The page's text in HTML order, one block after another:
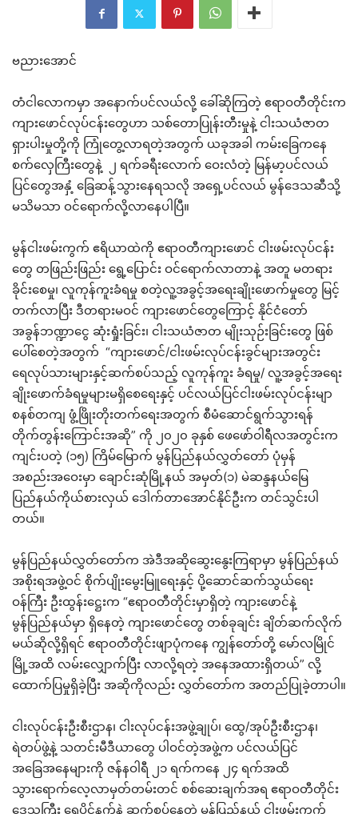
ဗညားအောင်
တံငါလောကမှာ အနောက်ပင်လယ်လို့ ခေါ်ဆိုကြတဲ့ ဧရာဝတီတိုင်းက
ကျားဖောင်လုပ်ငန်းတွေဟာ သစ်တောပြုန်းတီးမှုနဲ့ ငါးသယံဇာတ
ရှားပါးမှုတို့ကို ကြုံတွေ့လာရတဲ့အတွက် ယခုအခါ ကမ်းခြေကနေ
စက်လှေကြီးတွေနဲ့ ၂ ရက်ခရီးလောက် ဝေးလံတဲ့ မြန်မာ့ပင်လယ်
ပြင်တွေအနှံ့ ခြေဆန့်သွားနေရသလို အရှေ့ပင်လယ် မွန်ဒေသဆီသို့
မသိမသာ ဝင်ရောက်လို့လာနေပါပြီ။
မွန်ငါးဖမ်းကွက် ဧရိယာထဲကို ဧရာဝတီကျားဖောင် ငါးဖမ်းလုပ်ငန်း
တွေ တဖြည်းဖြည်း ရွေ့ပြောင်း ဝင်ရောက်လာတာနဲ့ အတူ မတရား
ခိုင်းစေမှု၊ လူကုန်ကူးခံရမှု စတဲ့လူ့အခွင့်အရေးချိုးဖောက်မှုတွေ မြင့်
တက်လာပြီး ဒီတရားမဝင် ကျားဖောင်တွေကြောင့် နိုင်ငံတော်
အခွန်ဘဏ္ဍာငွေ ဆုံးရှုံးခြင်း၊ ငါးသယံဇာတ မျိုးသုဉ်းခြင်းတွေ ဖြစ်
ပေါ်စေတဲ့အတွက် “ကျားဖောင်/ငါးဖမ်းလုပ်ငန်းခွင်များအတွင်း
ရေလုပ်သားများနှင့်ဆက်စပ်သည့် လူကုန်ကူး ခံရမှု/ လူ့အခွင့်အရေး
ချိုးဖောက်ခံရမှုများမရှိစေရေးနှင့် ပင်လယ်ပြင်ငါးဖမ်းလုပ်ငန်းမျာ
စနစ်တကျ ဖွံ့ဖြိုးတိုးတက်ရေးအတွက် စီမံဆောင်ရွက်သွားရန်
တိုက်တွန်းကြောင်းအဆို” ကို ၂၀၂၀ ခုနှစ် ဖေဖော်ဝါရီလအတွင်းက
ကျင်းပတဲ့ (၁၅) ကြိမ်မြောက် မွန်ပြည်နယ်လွှတ်တော် ပုံမှန်
အစည်းအဝေးမှာ ချောင်းဆုံမြို့နယ် အမှတ်(၁) မဲဆန္ဒနယ်မြေ
ပြည်နယ်ကိုယ်စားလှယ် ဒေါက်တာအောင်နိုင်ဦးက တင်သွင်းပါ
တယ်။
မွန်ပြည်နယ်လွှတ်တော်က အဲဒီအဆိုဆွေးနွေးကြရာမှာ မွန်ပြည်နယ်
အစိုးရအဖွဲ့ဝင် စိုက်ပျိုးမွေးမြူရေးနှင့် ပို့ဆောင်ဆက်သွယ်ရေး
ဝန်ကြီး ဦးထွန်းဋ္ဌေးက “ဧရာဝတီတိုင်းမှာရှိတဲ့ ကျားဖောင်နဲ့
မွန်ပြည်နယ်မှာ ရှိနေတဲ့ ကျားဖောင်တွေ တစ်ခုချင်း ချိတ်ဆက်လိုက်
မယ်ဆိုလို့ရှိရင် ဧရာဝတီတိုင်းဖျာပုံကနေ ကျွန်တော်တို့ မော်လမြိုင်
မြို့အထိ လမ်းလျှောက်ပြီး လာလို့ရတဲ့ အနေအထားရှိတယ်” လို့
ထောက်ပြမှုရှိခဲ့ပြီး အဆိုကိုလည်း လွှတ်တော်က အတည်ပြုခဲ့တာပါ။
ငါးလုပ်ငန်းဦးစီးဌာန၊ ငါးလုပ်ငန်းအဖွဲ့ချုပ်၊ ထွေ/အုပ်ဦးစီးဌာန၊
ရဲတပ်ဖွဲ့နဲ့ သတင်းမီဒီယာတွေ ပါဝင်တဲ့အဖွဲ့က ပင်လယ်ပြင်
အခြေအနေများကို ဇန်နဝါရီ ၂၁ ရက်ကနေ ၂၄ ရက်အထိ
သွားရောက်လေ့လာမှတ်တမ်းတင် စစ်ဆေးချက်အရ ဧရာဝတီတိုင်း
ဒေသကြီး ရေပိုင်နက်နဲ့ ဆက်စပ်နေတဲ့ မွန်ပြည်နယ် ငါးဖမ်းကွက်